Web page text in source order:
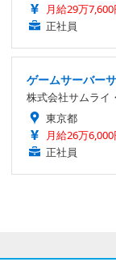
月給29万
正社員
ゲームサーバー
株式会社サムライ
東京都
月給26万
正社員